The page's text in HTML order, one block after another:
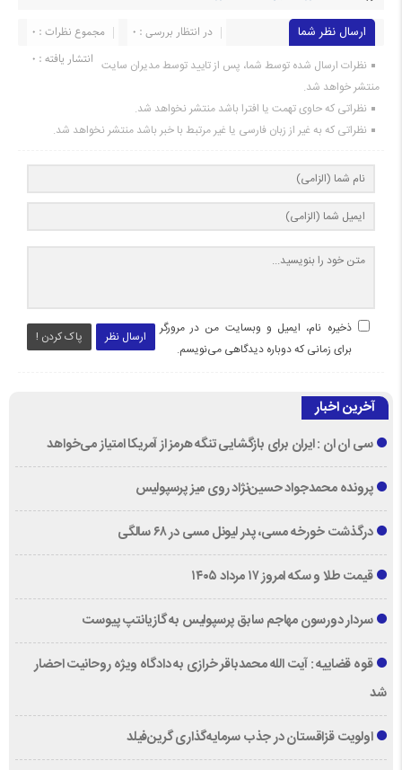
ارسال نظر شما مجموع نظرات : 0
در انتظار بررسی : 0
انتشار یافته : 0 نظرات ارسال شده توسط شما، پس از تایید توسط مدیران سایت
منتشر خواهد شد.
نظراتی که حاوی تهمت یا افترا باشد منتشر نخواهد شد.
نظراتی که به غیر از زبان فارسی یا غیر مرتبط با خبر باشد منتشر نخواهد شد.
ارسال نظر پاک کردن !
ذخیره نام، ایمیل و وبسایت من در مرورگر
برای زمانی که دوباره دیدگاهی می‌نویسم.
آخرین اخبار
سی ان ان : ایران برای بازگشایی تنگه هرمز از آمریکا امتیاز می‌خواهد
پرونده محمدجواد حسین‌نژاد روی میز پرسپولیس
درگذشت خورخه مسی، پدر لیونل مسی در ۶۸ سالگی
قیمت طلا و سکه امروز ۱۷ مرداد ۱۴۰۵
سردار دورسون مهاجم سابق پرسپولیس به گازیانتپ پیوست
قوه قضاییه : آیت الله محمدباقر خرازی به دادگاه ویژه روحانیت احضار
شد
اولویت قزاقستان در جذب سرمایه‌گذاری گرین‌فیلد